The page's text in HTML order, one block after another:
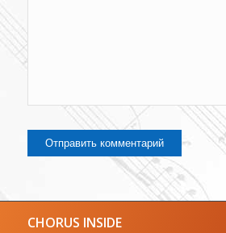
CHORUS INSIDE